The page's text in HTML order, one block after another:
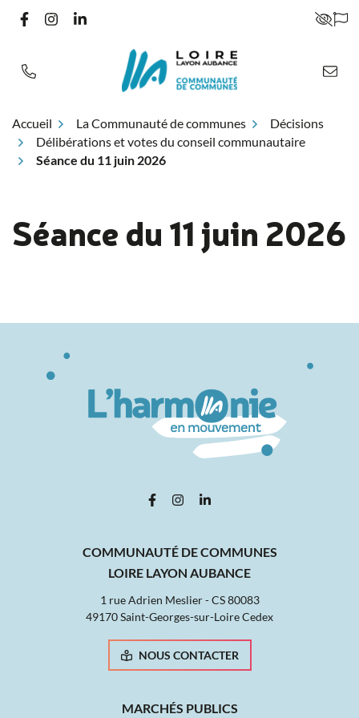
Aller
LIEN VERS LE COMPTE FACEBOOK
LIEN VERS LE COMPTE INSTAGRAM
LIEN VERS LE COMPTE LINKEDIN
Accueil La Communauté de communes
Décisions
Délibérations et votes du conseil communautaire
Séance du 11 juin 2026
Séance du 11 juin 2026
Lien vers le compte Facebook
Lien vers le compte Instagram
Lien vers le compte
COMMUNAUTÉ DE COMMUNES
LOIRE LAYON AUBANCE
1 rue Adrien Meslier - CS 80083
49170 Saint-Georges-sur-Loire Cedex
NOUS CONTACTER
MARCHÉS PUBLICS